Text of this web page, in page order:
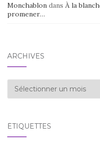
Monchablon dans À la
promener…
ARCHIVES
Archives
ÉTIQUETTES